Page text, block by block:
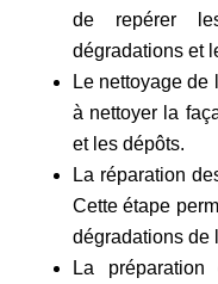
de repérer
dégradations et
Le nettoyage de
à nettoyer la
et les dépôts.
La réparation
Cette étape
dégradations de
La